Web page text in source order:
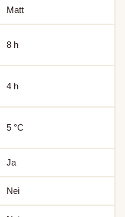
Matt
8 h
4 h
5 °C
Ja
Nei